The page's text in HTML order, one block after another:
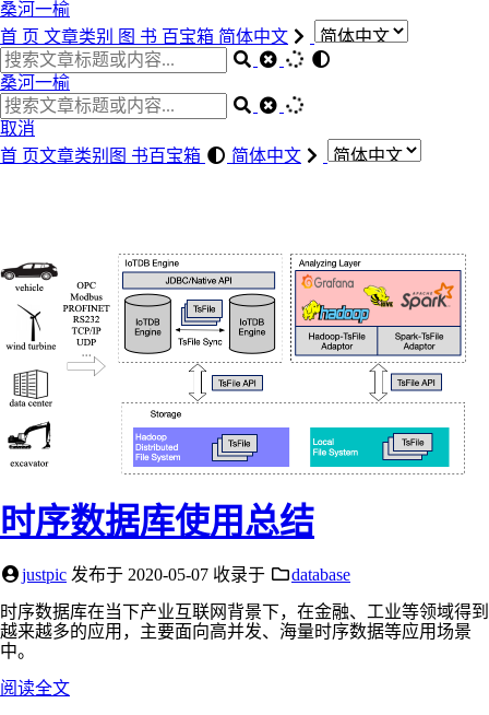
桑河一榆
首 页 文章类别 图 书 百宝箱 简体中文
桑河一榆
取消
首 页文章类别 图 书百宝箱 简体中文
时序数据库使用总结
justpic 发布于 2020-05-07 收录于
database
时序数据库在当下产业互联网背景下，在金融、工业等领域得到
越来越多的应用，主要面向高并发、海量时序数据等应用场景
中。
阅读全文